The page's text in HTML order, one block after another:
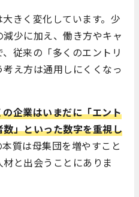
きく変化しています。少
少に加え、働き方やキャ
従来の「多くのエントリ
え方は通用しにくくなっ
の企業はいまだに「エント
」といった数字を重視し
質は母集団を増やすこと
と出会うことにありま